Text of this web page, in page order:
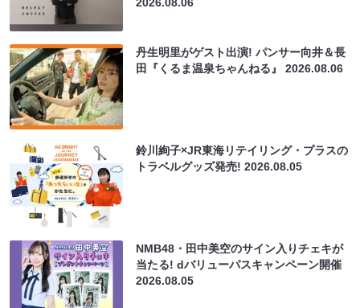
丹生明里がゲスト出演! パンサー向井＆長
田『くるま温泉ちゃんねる』2026.08.06
鈴川絢子×JR東海リテイリング・プラスの
トラベルグッズ発売!2026.08.05
NMB48・田中美空のサイン入りチェキが
当たる! dバリューパスキャンペーン開催
2026.08.05